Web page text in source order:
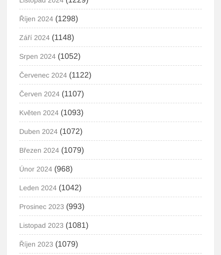
Říjen 2024 (1298)
Září 2024 (1148)
Srpen 2024 (1052)
Červenec 2024 (1122)
Červen 2024 (1107)
Květen 2024 (1093)
Duben 2024 (1072)
Březen 2024 (1079)
Únor 2024 (968)
Leden 2024 (1042)
Prosinec 2023 (993)
Listopad 2023 (1081)
Říjen 2023 (1079)